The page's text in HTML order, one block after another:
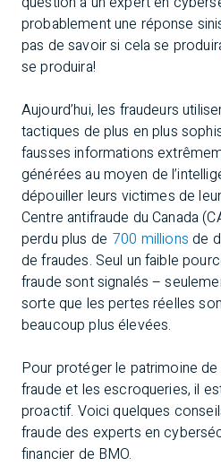
probablement une réponse
pas de savoir si cela se
se produira!
Aujourd’hui, les fraudeurs
tactiques de plus en plus
fausses informations
générées au moyen de
dépouiller leurs victimes de
Centre antifraude du Canada
perdu plus de 700 millions de
de fraudes. Seul un faible
fraude sont signalés –
sorte que les pertes réelles
beaucoup plus élevées.
Pour protéger le patrimoine
fraude et les escroqueries, il
proactif. Voici quelques
fraude des experts en
financier de BMO.